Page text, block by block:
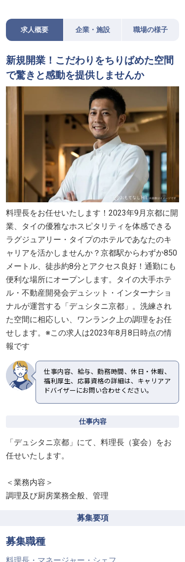
求人概要 企業・施設 職場の様子
新規開業！こだわりをちりばめた空間
で驚きと感動を提供しませんか
料理長をお任せいたします！2023年9月京都に開
業、タイの優雅なホスピタリティを体感できる
ラグジュアリー・タイプのホテルであなたのキ
ャリアを活かしませんか？京都駅からわずか850
メートル、徒歩約8分とアクセス良好！通勤にも
便利な場所にオープンします。タイの大手ホテ
ル・不動産開発会デュシット・インターナショ
ナルが運営する「デュシタニ京都」。洗練され
た空間に相応しい、ワンランク上の調理をお任
せします。※この求人は2023年8月8日時点の情
報です
仕事内容、給与、勤務時間、休日・休暇、
福利厚生、応募資格の詳細は、キャリアア
ドバイザーにお問い合わせください。
仕事内容
「デュシタニ京都」にて、料理長（宴会）をお
任せいたします。
＜業務内容＞
調理及び厨房業務全般、管理
募集要項
募集職種